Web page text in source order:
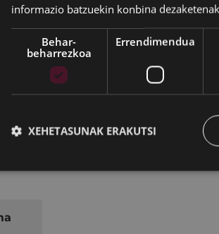
informazio batzuekin konbina
Behar-
beharrezkoa
Errendimendua
XEHETASUNAK ERAKUTSI